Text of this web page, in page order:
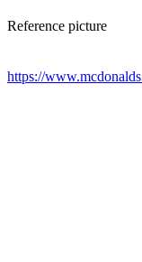
Reference picture
https://